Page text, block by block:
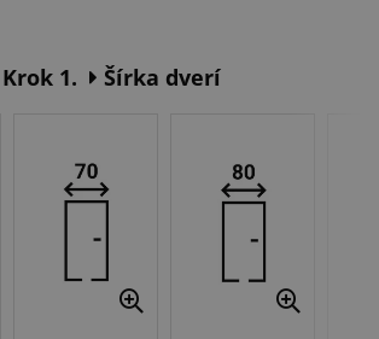
Krok 1. Šírka dverí